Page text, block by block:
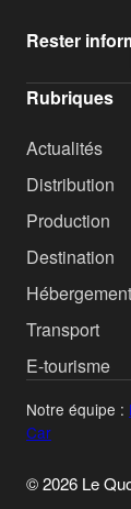
Rester
Rubriques
Actualités
Distribution
Production
Destination
Hébergement
Transport
E-tourisme
Notre équipe :
Car
© 2026 Le